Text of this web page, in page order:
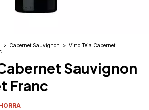
> Cabernet Sauvignon > Vino Teia Cabernet
Sauvignon
Franc